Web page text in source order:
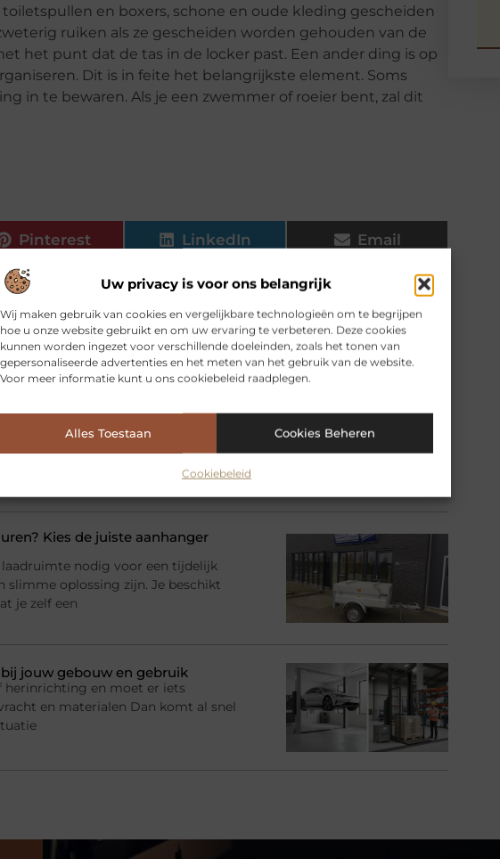
Uw privacy is voor ons belangrijk
Wij maken gebruik van cookies en vergelijkbare technologieën om te begrijpen
hoe u onze website gebruikt en om uw ervaring te verbeteren. Deze cookies
kunnen worden ingezet voor verschillende doeleinden, zoals het tonen van
gepersonaliseerde advertenties en het meten van het gebruik van de website.
Voor meer informatie kunt u ons cookiebeleid raadplegen.
Alles Toestaan Cookies Beheren
Cookiebeleid
en boxers, schone en oude kleding gescheiden
ruiken als ze gescheiden worden gehouden van de
het punt dat de tas in de locker past. Een ander ding is op
Dit is in feite het belangrijkste element. Soms
in te bewaren. Als je een zwemmer of roeier bent, zal dit
Pinterest LinkedIn Email
voor jou.
zwevend tv meubel van eiken
kabels, afstandsbedieningen
je juist in de woonkamer behoefte
een slimme oplossing: het
Kies de juiste aanhanger
laadruimte nodig voor een tijdelijk
slimme oplossing zijn. Je beschikt
je zelf een
jouw gebouw en gebruik
herinrichting en moet er iets
en materialen Dan komt al snel